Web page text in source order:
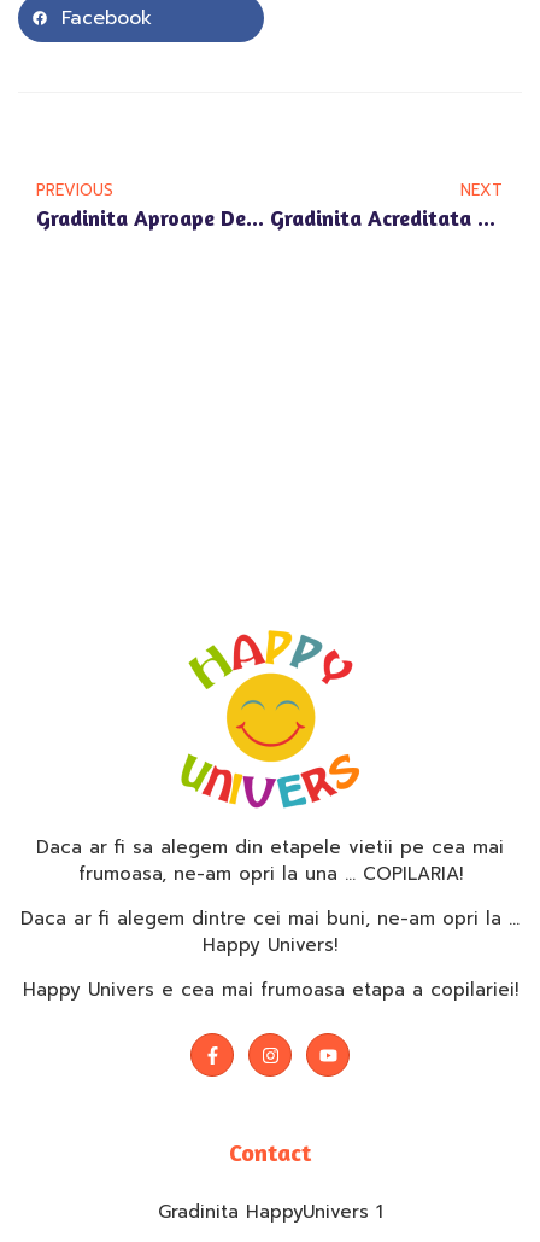
Facebook
PREVIOUS
Gradinita Aproape De Porsche Pipera: Educatie Premium Aproape De Locul Tau De Munca
NEXT
Gradinita Acreditata ARACIP Pipera: Siguranta Unui Standard Educational Ridicat
Daca ar fi sa alegem din etapele vietii pe cea mai
frumoasa, ne-am opri la una … COPILARIA!
Daca ar fi alegem dintre cei mai buni, ne-am opri la …
Happy Univers!
Happy Univers e cea mai frumoasa etapa a copilariei!
Contact
Gradinita HappyUnivers 1